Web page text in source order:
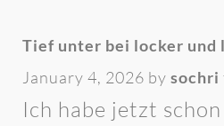
Tief unter bei locker und
January 4, 2026 by sochri
Ich habe jetzt